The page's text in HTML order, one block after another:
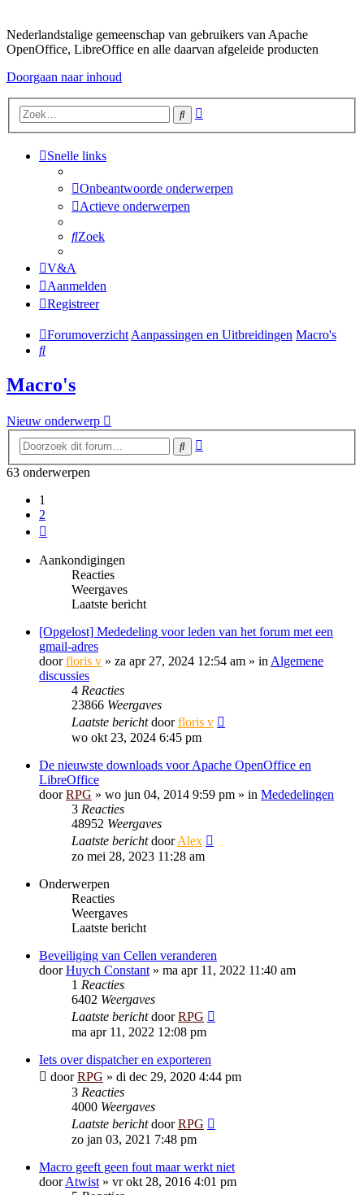
Nederlandstalige gemeenschap van gebruikers van Apache
OpenOffice, LibreOffice en alle daarvan afgeleide producten
Doorgaan naar inhoud
Zoek
Snelle links
Onbeantwoorde onderwerpen
Actieve onderwerpen
Zoek
V&A
Aanmelden
Registreer
Forumoverzicht Aanpassingen en Uitbreidingen Macro's
Zoek
Macro's
Nieuw onderwerp
Zoek
63 onderwerpen
1
2
Aankondigingen
Reacties
Weergaves
Laatste bericht
[Opgelost] Mededeling voor leden van het forum met een
gmail-adres
doorfloris v » za apr 27, 2024 12:54 am » in Algemene
discussies
4 Reacties
23866 Weergaves
Laatste berichtdoorfloris v
wo okt 23, 2024 6:45 pm
De nieuwste downloads voor Apache OpenOffice en
LibreOffice
doorRPG » wo jun 04, 2014 9:59 pm » in Mededelingen
3 Reacties
48952 Weergaves
Laatste berichtdoorAlex
zo mei 28, 2023 11:28 am
Onderwerpen
Reacties
Weergaves
Laatste bericht
Beveiliging van Cellen veranderen
doorHuych Constant » ma apr 11, 2022 11:40 am
1 Reacties
6402 Weergaves
Laatste berichtdoorRPG
ma apr 11, 2022 12:08 pm
Iets over dispatcher en exporteren
doorRPG » di dec 29, 2020 4:44 pm
3 Reacties
4000 Weergaves
Laatste berichtdoorRPG
zo jan 03, 2021 7:48 pm
Macro geeft geen fout maar werkt niet
doorAtwist » vr okt 28, 2016 4:01 pm